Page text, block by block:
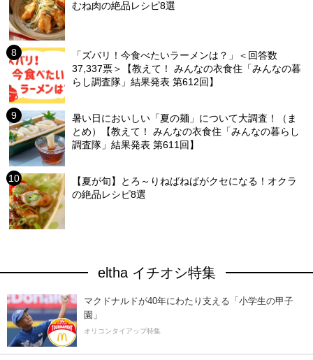
むね肉の絶品レシピ8選
「ズバリ！今食べたいラーメンは？」＜回答数
37,337票＞【教えて！ みんなの衣食住「みんなの暮
らし調査隊」結果発表 第612回】
暑い日においしい「夏の麺」について大調査！（ま
とめ）【教えて！ みんなの衣食住「みんなの暮らし
調査隊」結果発表 第611回】
【夏が旬】とろ～りねばねばがクセになる！オクラ
の絶品レシピ8選
eltha イチオシ特集
マクドナルドが40年にわたり支える「小学生の甲子
園」
オリコンタイアップ特集